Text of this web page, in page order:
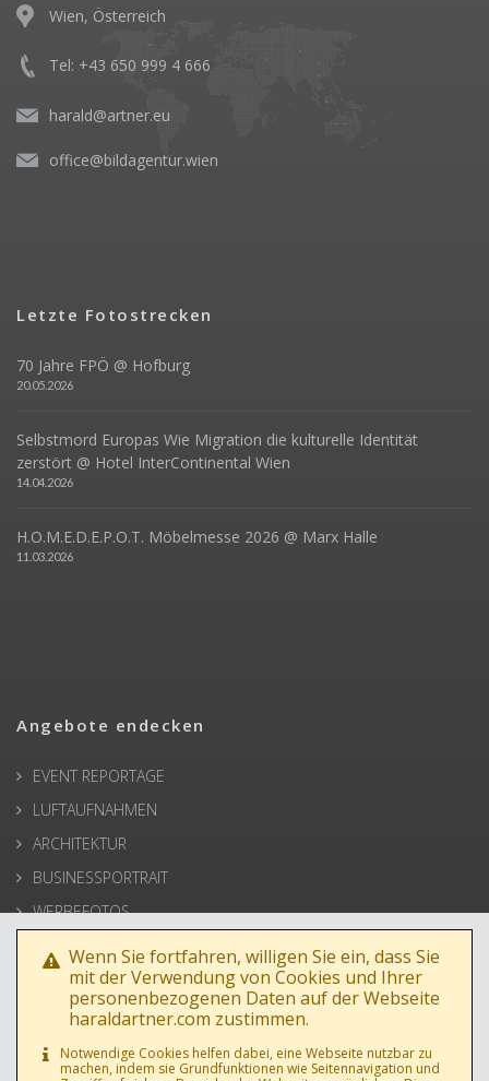
Wien, Österreich
Tel: +43 650 999 4 666
harald@artner.eu
office@bildagentur.wien
Letzte Fotostrecken
70 Jahre FPÖ @ Hofburg
20.05.2026
Selbstmord Europas Wie Migration die kulturelle Identität
zerstört @ Hotel InterContinental Wien
14.04.2026
H.O.M.E.D.E.P.O.T. Möbelmesse 2026 @ Marx Halle
11.03.2026
Angebote endecken
EVENT REPORTAGE
LUFTAUFNAHMEN
ARCHITEKTUR
BUSINESSPORTRAIT
WERBEFOTOS
HOCHZEIT
PRESSE
Wenn Sie fortfahren, willigen Sie ein, dass Sie
mit der Verwendung von Cookies und Ihrer
personenbezogenen Daten auf der Webseite
haraldartner.com zustimmen.
Notwendige Cookies helfen dabei, eine Webseite nutzbar zu
machen, indem sie Grundfunktionen wie Seitennavigation und